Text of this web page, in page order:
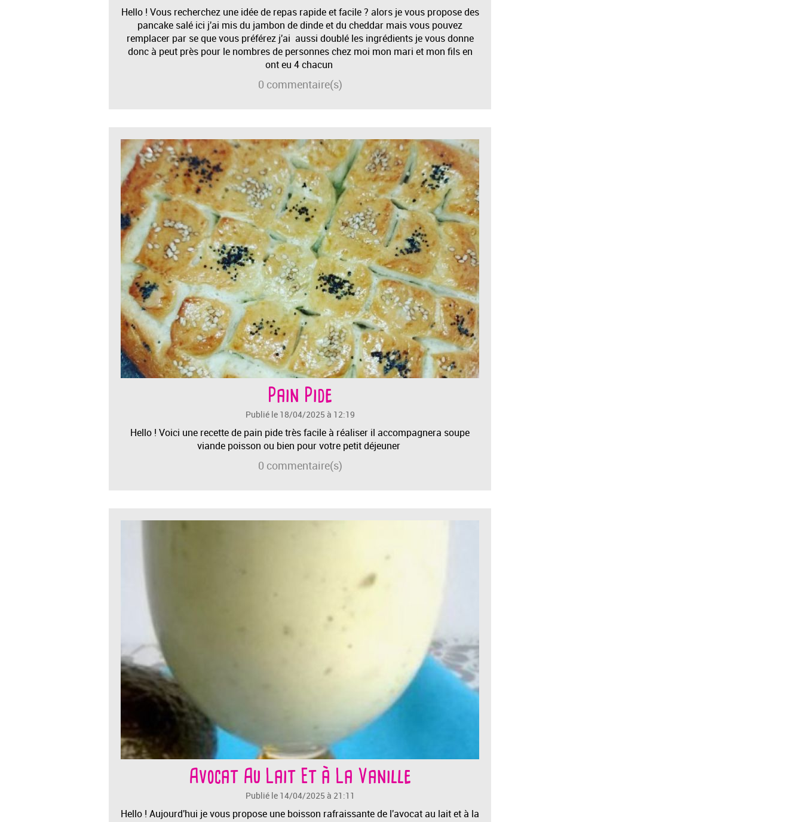
Hello ! Vous recherchez une idée de repas rapide et facile ? alors je vous propose des
pancake salé ici j'ai mis du jambon de dinde et du cheddar mais vous pouvez
remplacer par se que vous préférez j'ai aussi doublé les ingrédients je vous donne
donc à peut près pour le nombres de personnes chez moi mon mari et mon fils en
ont eu 4 chacun
0 commentaire(s)
Pain Pide
Publié le 18/04/2025 à 12:19
Hello ! Voici une recette de pain pide très facile à réaliser il accompagnera soupe
viande poisson ou bien pour votre petit déjeuner
0 commentaire(s)
Avocat Au Lait Et à La Vanille
Publié le 14/04/2025 à 21:11
Hello ! Aujourd'hui je vous propose une boisson rafraissante de l'avocat au lait et à la